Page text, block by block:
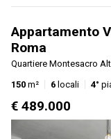
Appartamento
Roma
Quartiere Montesacro
150 m² 6 locali 4°
€ 489.000